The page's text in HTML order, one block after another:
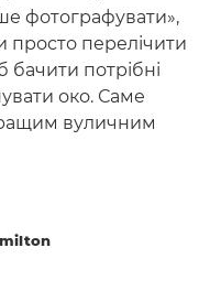
фотографувати»,
просто перелічити
бачити потрібні
око. Саме
вуличним